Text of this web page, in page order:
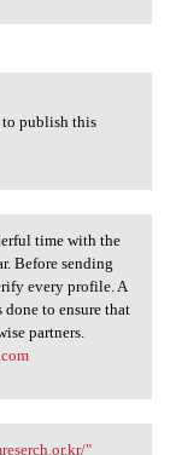
publish this
time with the
Before sending
every profile. A
to ensure that
partners.
"